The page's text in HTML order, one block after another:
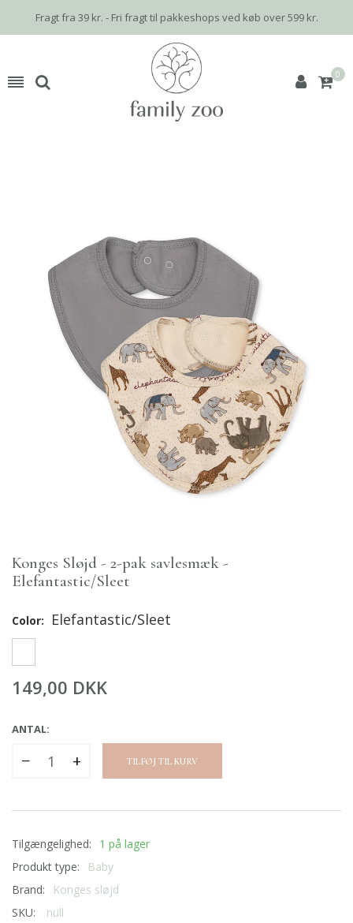
Fragt fra 39 kr. - Fri fragt til pakkeshops ved køb over 599 kr.
0
Konges Sløjd - 2-pak savlesmæk -
Elefantastic/Sleet
Color: Elefantastic/Sleet
149,00 DKK
ANTAL:
− + TILFØJ TIL KURV
Tilgængelighed:
1 på lager
Produkt type:
Baby
Brand:
Konges sløjd
SKU:
null